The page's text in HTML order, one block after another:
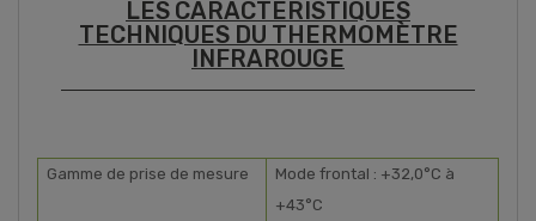
LES CARACTERISTIQUES
TECHNIQUES DU THERMOMÈTRE
INFRAROUGE
Gamme de prise de mesure
Mode frontal : +32,0°C à
+43°C